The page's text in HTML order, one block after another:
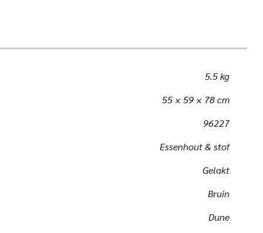
5.5 kg
55 × 59 × 78 cm
96227
Essenhout & stof
Gelakt
Bruin
Dune